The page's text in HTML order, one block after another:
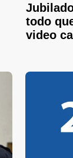
todo
video